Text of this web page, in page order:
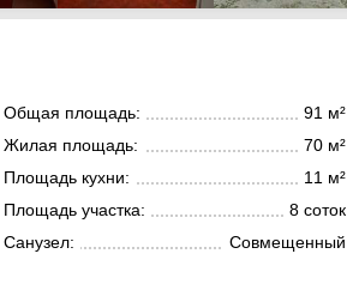
Общая площадь:
91 м²
Жилая площадь:
70 м²
Площадь кухни:
11 м²
Площадь участка:
8 соток
Санузел:
Совмещенный